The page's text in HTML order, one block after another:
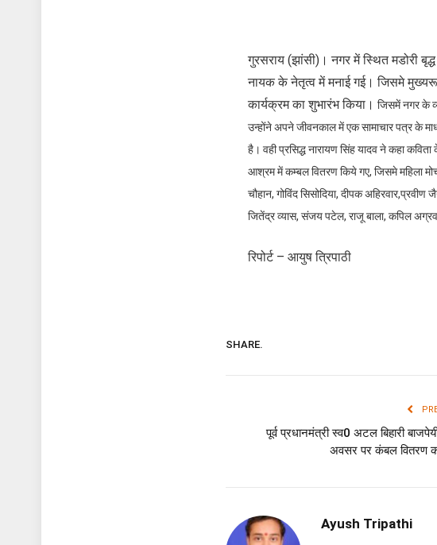
गुरसराय (झांसी)। नगर में स्थित मडोरी
नायक के नेतृत्व में मनाई गई। जिसमे
कार्यक्रम का शुभारंभ किया। जिसमें नगर के
उन्होंने अपने जीवनकाल में एक सामाचार पत्र के
है। वहीप्रसिद्ध नारायण सिंह यादव ने कहा
आश्रम में कम्बल वितरण किये गए, जिसमे महिला
चौहान, गोविंद सिसोदिया, दीपक अहिरवार,प्रवीण
जितेंद्र व्यास, संजय पटेल, राजू बाला, कपिल
रिपोर्ट – आयुष त्रिपाठी
SHARE.
पूर्व प्रधानमंत्री स्व0 अटल बिहारी
अवसर पर कंबल वितरण
Ayush Tripathi